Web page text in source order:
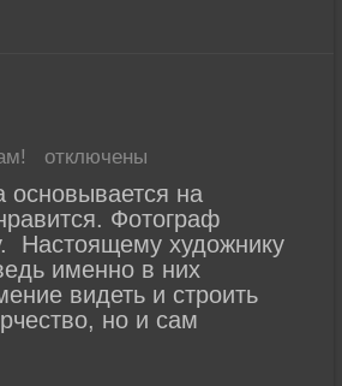
отключены
на
Фотограф
Настоящему художнику
именно в них
видеть и строить
но и сам